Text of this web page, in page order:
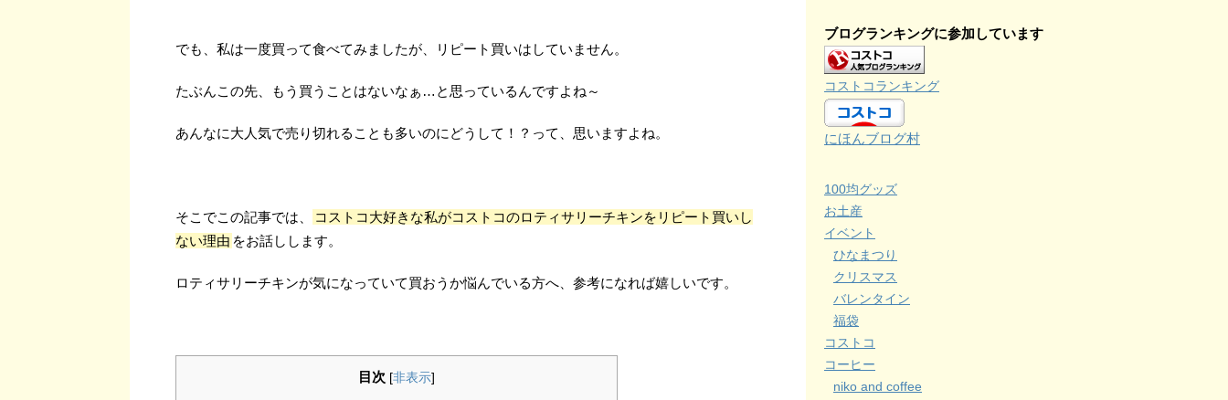
でも、私は一度買って食べてみましたが、リピート買いはしていません。
たぶんこの先、もう買うことはないなぁ…と思っているんですよね～
あんなに大人気で売り切れることも多いのにどうして！？って、思いますよね。
そこでこの記事では、
コストコ大好きな私がコストコのロティサリーチキンをリピート買いし
ない理由 をお話しします。
ロティサリーチキンが気になっていて買おうか悩んでいる方へ、参考になれば嬉しいです。
目次 [非表示]
ブログランキングに参加しています
コストコランキング
にほんブログ村
100均グッズ
お土産
イベント
ひなまつり
クリスマス
バレンタイン
福袋
コストコ
コーヒー
niko and coffee